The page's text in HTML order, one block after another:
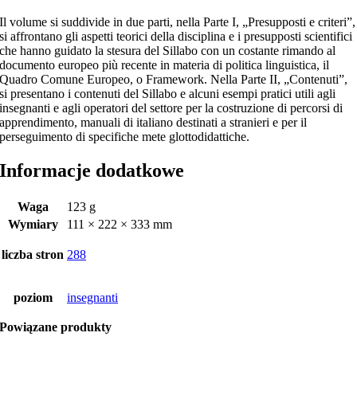
Il volume si suddivide in due parti, nella Parte I, „Presupposti e criteri”,
si affrontano gli aspetti teorici della disciplina e i presupposti scientifici
che hanno guidato la stesura del Sillabo con un costante rimando al
documento europeo più recente in materia di politica linguistica, il
Quadro Comune Europeo, o Framework. Nella Parte II, „Contenuti”,
si presentano i contenuti del Sillabo e alcuni esempi pratici utili agli
insegnanti e agli operatori del settore per la costruzione di percorsi di
apprendimento, manuali di italiano destinati a stranieri e per il
perseguimento di specifiche mete glottodidattiche.
Informacje dodatkowe
Waga
123 g
Wymiary
111 × 222 × 333 mm
liczba stron 288
poziom insegnanti
Powiązane produkty